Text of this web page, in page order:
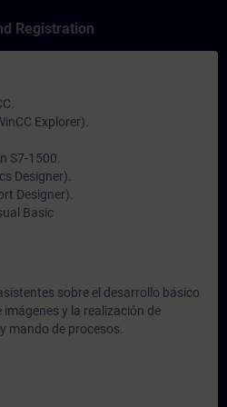
Registration
Explorer).
S7-1500.
Designer).
Designer).
Basic
sobre el desarrollo básico
imágenes y la realización de
mando de procesos.